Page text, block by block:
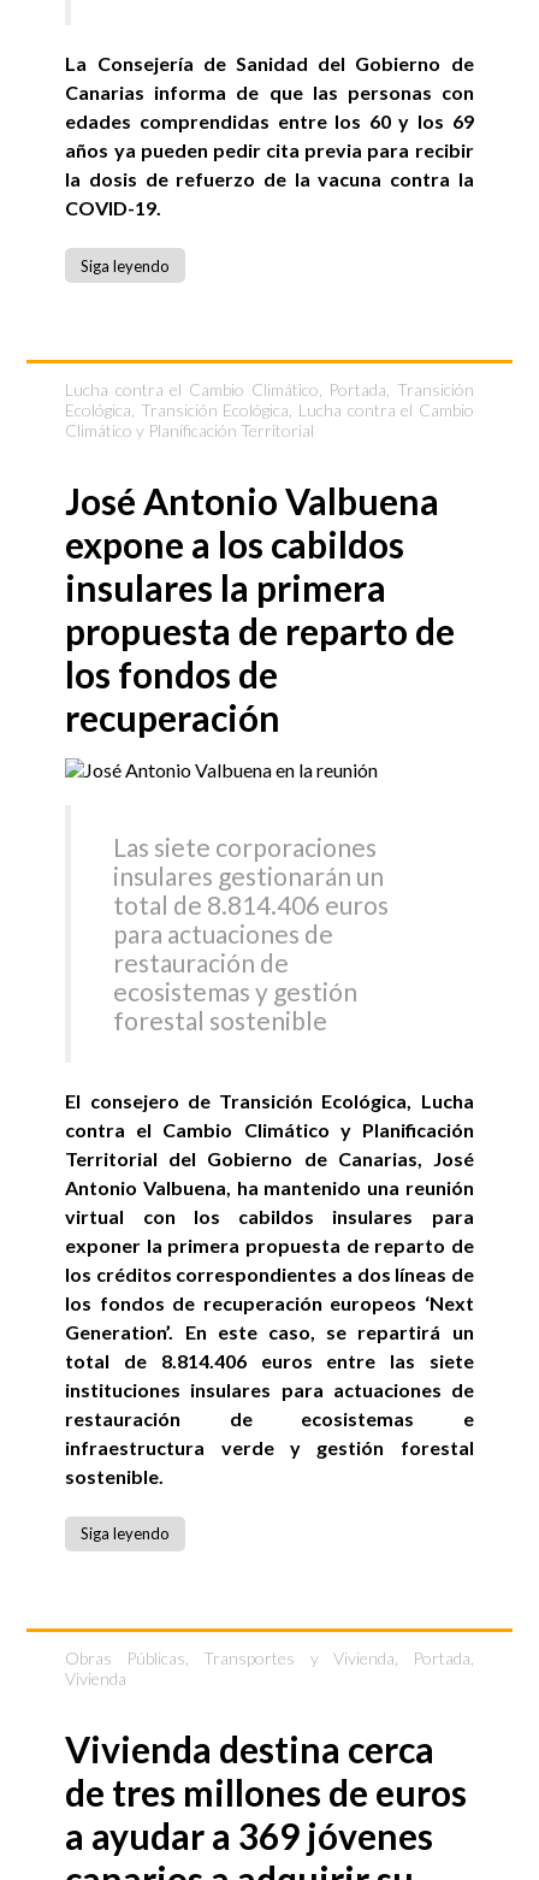
La Consejería de Sanidad del Gobierno de
Canarias informa de que las personas con
edades comprendidas entre los 60 y los 69
años ya pueden pedir cita previa para recibir
la dosis de refuerzo de la vacuna contra la
COVID-19.
Siga leyendo
Lucha contra el Cambio Climático Portada
Transición
Ecológica Transición Ecológica, Lucha contra el Cambio
Climático y Planificación Territorial
José Antonio Valbuena
expone a los cabildos
insulares la primera
propuesta de reparto de
los fondos de
recuperación
Las siete corporaciones
insulares gestionarán un
total de 8.814.406 euros
para actuaciones de
restauración de
ecosistemas y gestión
forestal sostenible
El consejero de Transición Ecológica, Lucha
contra el Cambio Climático y Planificación
Territorial del Gobierno de Canarias, José
Antonio Valbuena, ha mantenido una reunión
virtual con los cabildos insulares para
exponer la primera propuesta de reparto de
los créditos correspondientes a dos líneas de
los fondos de recuperación europeos ‘Next
Generation’. En este caso, se repartirá un
total de 8.814.406 euros entre las siete
instituciones insulares para actuaciones de
restauración de ecosistemas e
infraestructura verde y gestión forestal
sostenible.
Siga leyendo
Obras Públicas, Transportes y Vivienda Portada
Vivienda
Vivienda destina cerca
de tres millones de euros
a ayudar a 369 jóvenes